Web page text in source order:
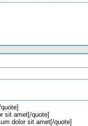
sit amet[/quote]
dolor sit amet[/quote]